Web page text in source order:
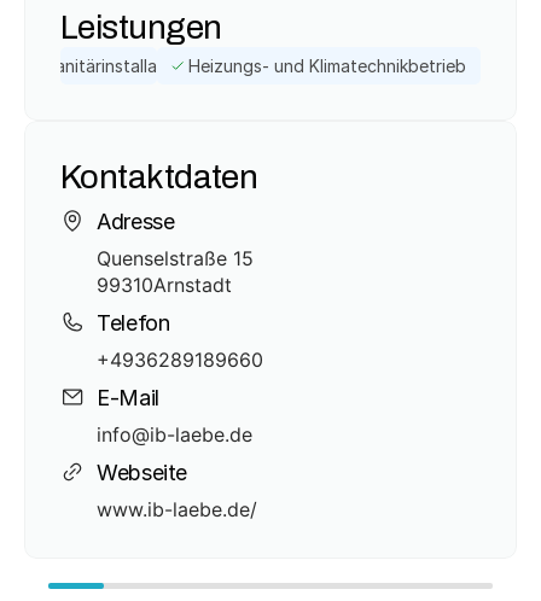
Leistungen
SanitärinstallateurHeizungs- und Klimatechnikbetrieb
Kontaktdaten
Adresse
Quenselstraße 15
99310Arnstadt
Telefon
+4936289189660
E-Mail
info@ib-laebe.de
Webseite
www.ib-laebe.de/